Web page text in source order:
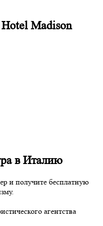
Madison
в Италию
и получите бесплатную
агентства